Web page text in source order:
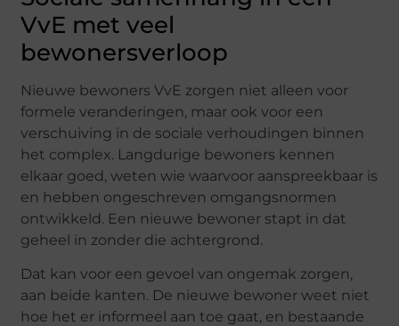
VvE met veel
bewonersverloop
Nieuwe bewoners VvE zorgen niet alleen voor
formele veranderingen, maar ook voor een
verschuiving in de sociale verhoudingen binnen
het complex. Langdurige bewoners kennen
elkaar goed, weten wie waarvoor aanspreekbaar is
en hebben ongeschreven omgangsnormen
ontwikkeld. Een nieuwe bewoner stapt in dat
geheel in zonder die achtergrond.
Dat kan voor een gevoel van ongemak zorgen,
aan beide kanten. De nieuwe bewoner weet niet
hoe het er informeel aan toe gaat, en bestaande